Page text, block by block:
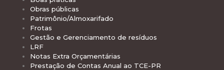
Obras públicas
Patrimônio/Almoxarifado
Frotas
Gestão e Gerenciamento de resíduos
LRF
Notas Extra Orçamentárias
Prestação de Contas Anual ao TCE-PR